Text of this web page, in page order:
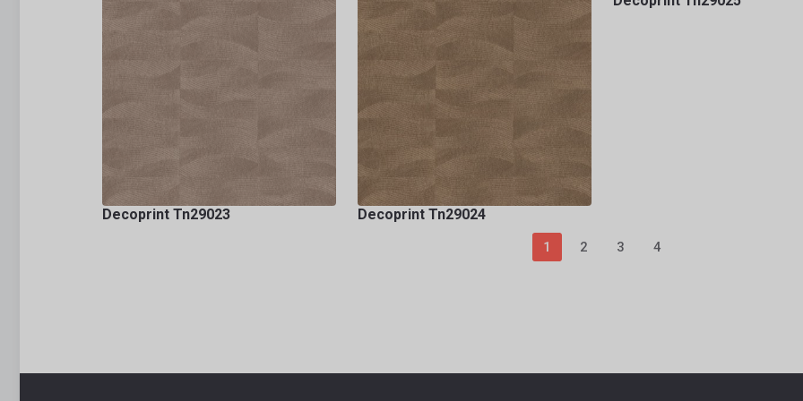
Decoprint Tn29023 Decoprint Tn29024
1 2 3 4